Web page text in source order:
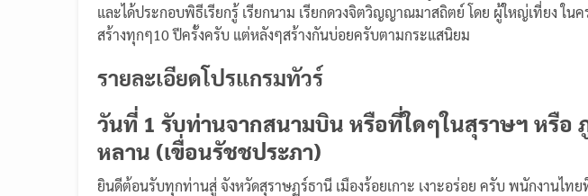
และได้ประกอบพิธีเรียกรู้ เรียกนาม เรียกดวงจิตวิญญาณมาสถิตย์ โดย ผู้ใหญ่เที่ยง ใน
สร้างทุกๆ10 ปีครั้งครับ แต่หลังๆสร้างกันบ่อยครับตามกระแสนิยม
รายละเอียดโปรแกรมทัวร์
วันที่ 1 รับท่านจากสนามบิน หรือที่ใดๆในสุราษฯ หรือ
หลาน (เขื่อนรัชชประภา)
ยินดีต้อนรับทุกท่านสู่ จังหวัดสุราษฏร์ธานี เมืองร้อยเกาะ เงาะอร่อย ครับ พนักงานไ